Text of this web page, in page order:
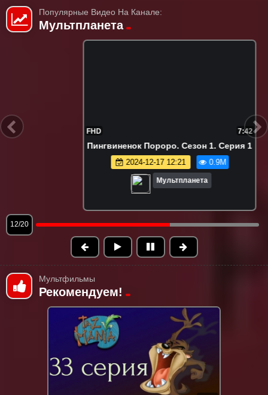
Популярные Видео На Канале:
Мультпланета
Пингвиненок Пороро. Сезон 1. Серия 1
2024-12-17 12:21 0.9M
Мультпланета
13/20
Мультфильмы
Рекомендуем!